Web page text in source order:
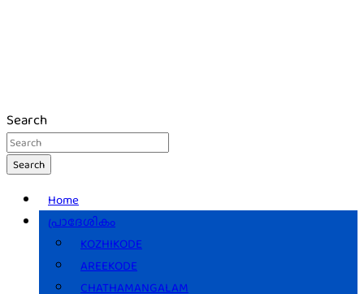
Search
Search
Home
പ്രാദേശികം
KOZHIKODE
AREEKODE
CHATHAMANGALAM